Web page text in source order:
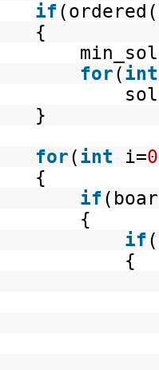
if
{
min_sol
for(int
sol[i] =
}
for(int i=0
{
if
{
if
{